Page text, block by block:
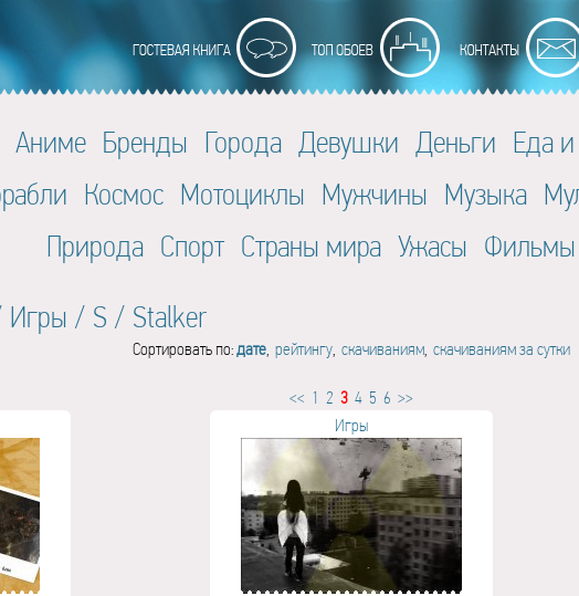
Аниме Бренды Города Девушки Деньги Еда
Космос Мотоциклы Мужчины Музыка
Природа Спорт Страны мира Ужасы Фильмы
Игры / S / Stalker
Сортировать по:дате, рейтингу, скачиваниям, скачиваниям за сутки
<< 1 2 3 4 5 6 >>
Игры